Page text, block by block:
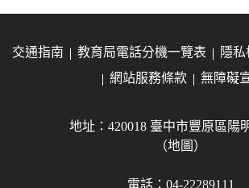
交通指南 教育局電話分機一覽表
隱
網站服務條款
無障礙
地址：420018 臺中市豐原區陽
（地圖）
電話：04-22289111